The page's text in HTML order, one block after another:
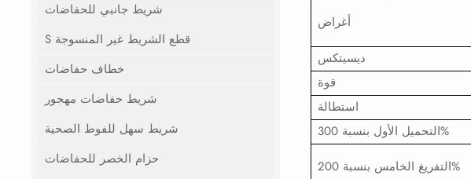
شريط جانبي للحفاضات
S قطع الشريط غير المنسوجة
خطاف حفاضات
شريط حفاضات مهجور
شريط سهل للفوط الصحية
حزام الخصر للحفاضات
أغراض
ديسيتكس
قوة
استطالة
التحميل الأول بنسبة 300%
التفريغ الخامس بنسبة 200%